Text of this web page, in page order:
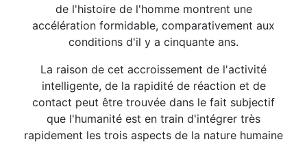
de l'histoire de l'homme montrent une
accélération formidable, comparativement aux
conditions d'il y a cinquante ans.
La raison de cet accroissement de l'activité
intelligente, de la rapidité de réaction et de
contact peut être trouvée dans le fait subjectif
que l'humanité est en train d'intégrer très
rapidement les trois aspects de la nature humaine